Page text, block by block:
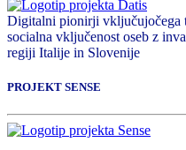
Digitalni pionirji vključujočega
socialna vključenost oseb z
regiji Italije in Slovenije
PROJEKT SENSE